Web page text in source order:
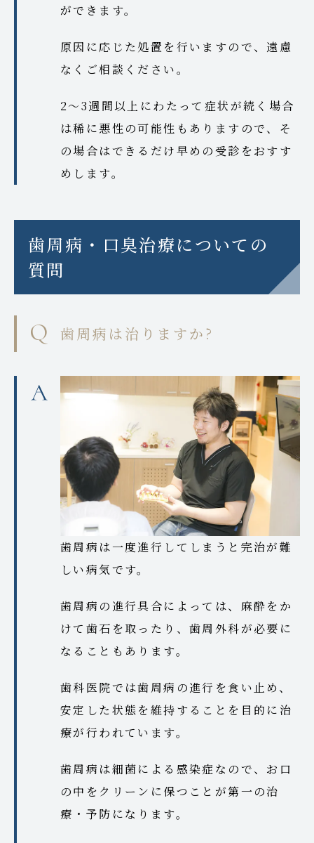
ができます。
原因に応じた処置を行いますので、遠慮
なくご相談ください。
2～3週間以上にわたって症状が続く場合
は稀に悪性の可能性もありますので、そ
の場合はできるだけ早めの受診をおすす
めします。
歯周病・口臭治療についての
質問
歯周病は治りますか?
歯周病は一度進行してしまうと完治が難
しい病気です。
歯周病の進行具合によっては、麻酔をか
けて歯石を取ったり、歯周外科が必要に
なることもあります。
歯科医院では歯周病の進行を食い止め、
安定した状態を維持することを目的に治
療が行われています。
歯周病は細菌による感染症なので、お口
の中をクリーンに保つことが第一の治
療・予防になります。